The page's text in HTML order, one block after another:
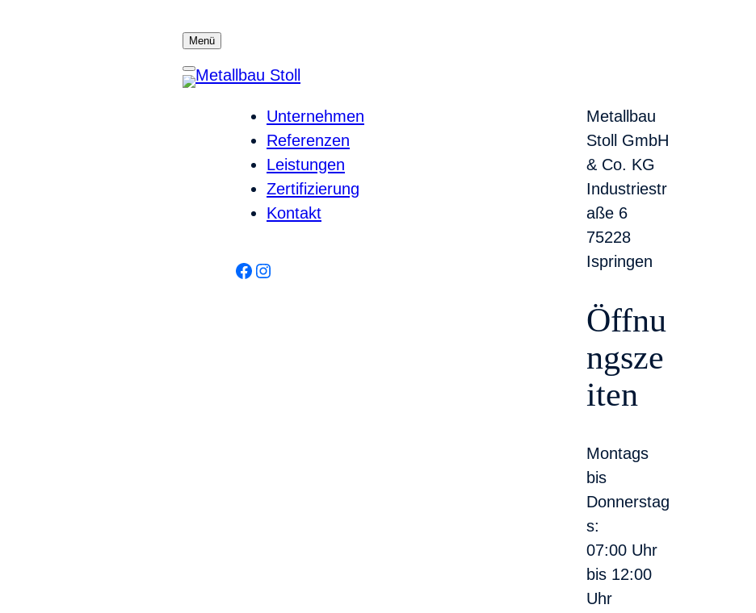
Menü
Unternehmen
Referenzen
Leistungen
Zertifizierung
Kontakt
Facebook Instagram
Metallbau
Stoll GmbH
& Co. KG
Industriestr
aße 6
75228
Ispringen
Öffnu
ngsze
iten
Montags
bis
Donnerstag
s:
07:00 Uhr
bis 12:00
Uhr